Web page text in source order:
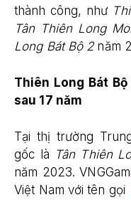
thành công, như
Tân Thiên Long
Long Bát Bộ 2năm
Thiên Long Bát
sau 17 năm
Tại thị trường
gốc là Tân Thiên
năm 2023.
Việt Nam với tên gọi